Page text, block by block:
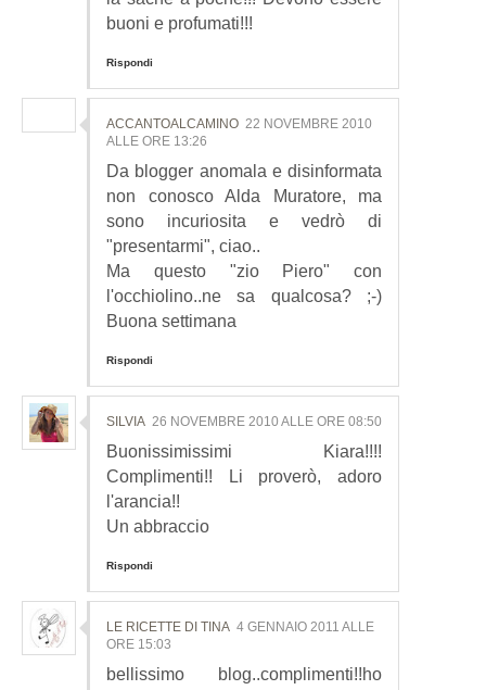
buoni e profumati!!!
Rispondi
ACCANTOALCAMINO 22 NOVEMBRE 2010
ALLE ORE 13:26
Da blogger anomala e disinformata
non conosco Alda Muratore, ma
sono incuriosita e vedrò di
"presentarmi", ciao..
Ma questo "zio Piero" con
l'occhiolino..ne sa qualcosa? ;-)
Buona settimana
Rispondi
SILVIA 26 NOVEMBRE 2010 ALLE ORE 08:50
Buonissimissimi Kiara!!!!
Complimenti!! Li proverò, adoro
l'arancia!!
Un abbraccio
Rispondi
LE RICETTE DI TINA 4 GENNAIO 2011 ALLE
ORE 15:03
bellissimo blog..complimenti!!ho